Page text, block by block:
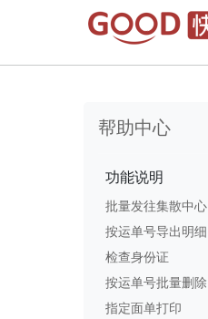
帮助中心
功能说明
批量发往集散中心
按运单号导出明细
检查身份证
按运单号批量删除
指定面单打印